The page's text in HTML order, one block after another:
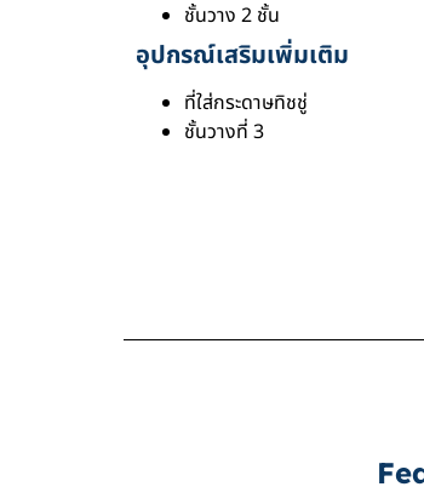
ชั้นวาง 2 ชั้น
อุปกรณ์เสริมเพิ่มเติม
ที่ใส่กระดาษทิชชู่
ชั้นวางที่ 3